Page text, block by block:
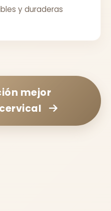
y duraderas
mejor